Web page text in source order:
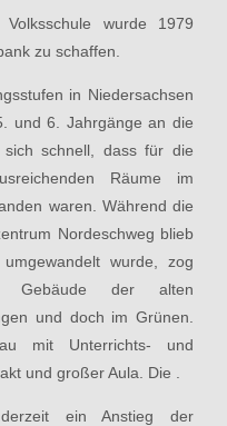
wurde 1979
zu schaffen.
in Niedersachsen
und 6. Jahrgänge an die
sich schnell, dass für die
Räume im
waren. Während die
Nordeschweg blieb
wurde, zog
Gebäude der alten
und doch im Grünen.
mit Unterrichts- und
und großer Aula. Die .
ein Anstieg der